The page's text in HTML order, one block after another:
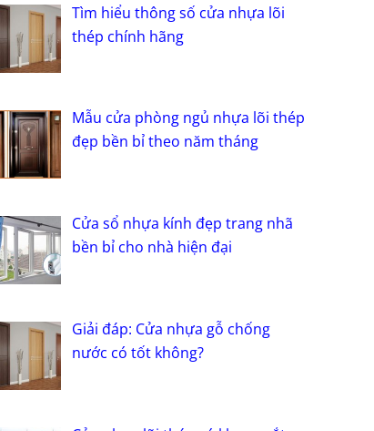
Tìm hiểu thông số cửa nhựa lõi
thép chính hãng
Mẫu cửa phòng ngủ nhựa lõi thép
đẹp bền bỉ theo năm tháng
Cửa sổ nhựa kính đẹp trang nhã
bền bỉ cho nhà hiện đại
Giải đáp: Cửa nhựa gỗ chống
nước có tốt không?